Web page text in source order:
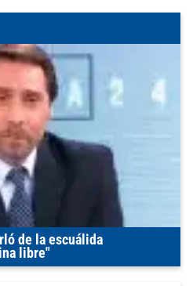
de la escuálida
libre"